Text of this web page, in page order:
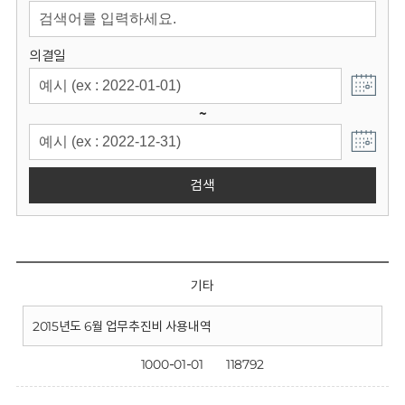
의결일
~
검색
기타
2015년도 6월 업무추진비 사용내역
1000-01-01 118792